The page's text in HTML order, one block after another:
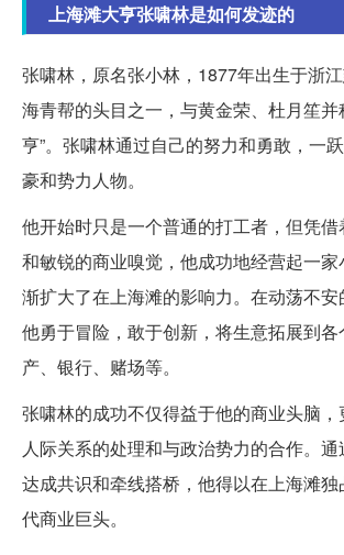
上海滩大亨张啸林是如何发迹的
张啸林，原名张小林，1877年出生于浙
海青帮的头目之一，与黄金荣、杜月笙并
亨”。张啸林通过自己的努力和勇敢，一
豪和势力人物。
他开始时只是一个普通的打工者，但凭
和敏锐的商业嗅觉，他成功地经营起一
渐扩大了在上海滩的影响力。在动荡不安
他勇于冒险，敢于创新，将生意拓展到
产、银行、赌场等。
张啸林的成功不仅得益于他的商业头脑
人际关系的处理和与政治势力的合作。
达成共识和牵线搭桥，他得以在上海滩
代商业巨头。